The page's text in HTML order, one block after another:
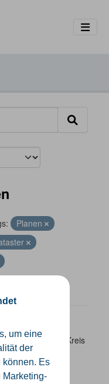
um eine
der
können. Es
Marketing-
Planen
im Kreis